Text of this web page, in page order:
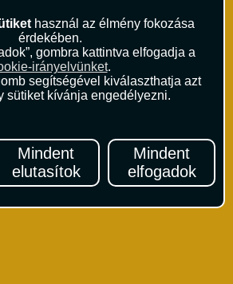
használ az élmény fokozása
érdekében.
gombra kattintva elfogadja a
irányelvünket.
segítségével kiválaszthatja azt
sütiket kívánja engedélyezni.
Mindent
elutasítok
Mindent
elfogadok
Feltételek
Feltételek
Feltételek
Feltételek
egyik legszínesebb utazási